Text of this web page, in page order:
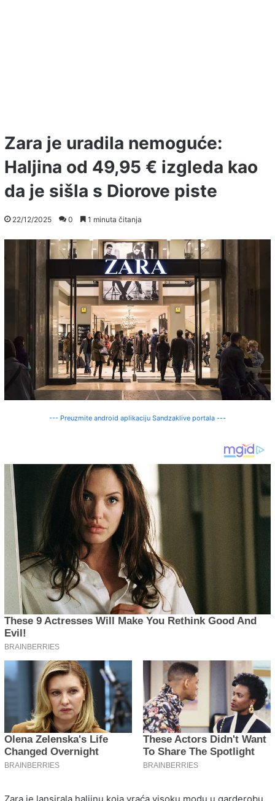
Zara je uradila nemoguće:
Haljina od 49,95 € izgleda kao
da je sišla s Diorove piste
22/12/2025 0 1 minuta čitanja
--- Preuzmite android aplikaciju Sandzaklive portala ---